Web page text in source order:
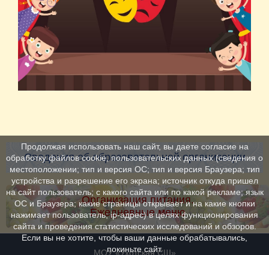
Сведения об образовательной организации
Организация питания.
Ежедневные меню
МОУ «Ухотская СШ»
Продолжая использовать наш сайт, вы даете согласие на
обработку файлов cookie, пользовательских данных (сведения о
местоположении; тип и версия ОС; тип и версия Браузера; тип
устройства и разрешение его экрана; источник откуда пришел
на сайт пользователь; с какого сайта или по какой рекламе; язык
ОС и Браузера; какие страницы открывает и на какие кнопки
нажимает пользователь; ip-адрес) в целях функционирования
сайта и проведения статистических исследований и обзоров.
Если вы не хотите, чтобы ваши данные обрабатывались,
покиньте сайт.